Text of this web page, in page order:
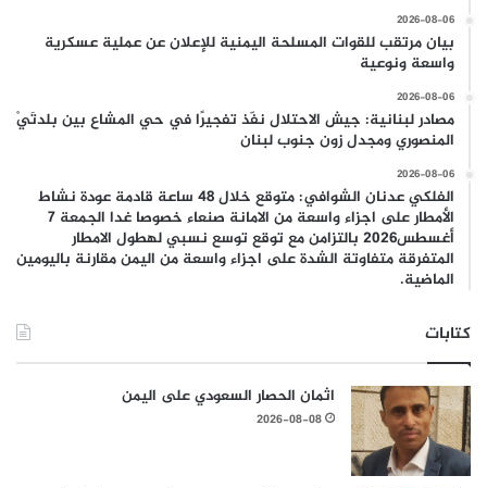
2026-08-06
بيان مرتقب للقوات المسلحة اليمنية للإعلان عن عملية عسكرية
واسعة ونوعية
2026-08-06
مصادر لبنانية: جيش الاحتلال نفّذ تفجيرًا في حي المشاع بين بلدتَيْ
المنصوري ومجدل زون جنوب لبنان
2026-08-06
الفلكي عدنان الشوافي: متوقع خلال 48 ساعة قادمة عودة نشاط
الأمطار على اجزاء واسعة من الامانة صنعاء خصوصا غدا الجمعة 7
أغسطس2026 بالتزامن مع توقع توسع نسبي لهطول الامطار
المتفرقة متفاوتة الشدة على اجزاء واسعة من اليمن مقارنة باليومين
الماضية.
كتابات
اثمان الحصار السعودي على اليمن
2026-08-08